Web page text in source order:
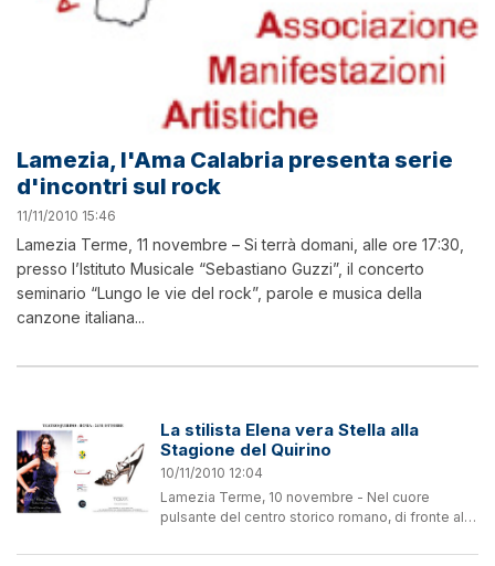
Lamezia, l'Ama Calabria presenta serie
d'incontri sul rock
11/11/2010 15:46
Lamezia Terme, 11 novembre – Si terrà domani, alle ore 17:30,
presso l’Istituto Musicale “Sebastiano Guzzi”, il concerto
seminario “Lungo le vie del rock”, parole e musica della
canzone italiana...
La stilista Elena vera Stella alla
Stagione del Quirino
10/11/2010 12:04
Lamezia Terme, 10 novembre - Nel cuore
pulsante del centro storico romano, di fronte alla
Teatro Quirino presenta la Stagione Teatrale